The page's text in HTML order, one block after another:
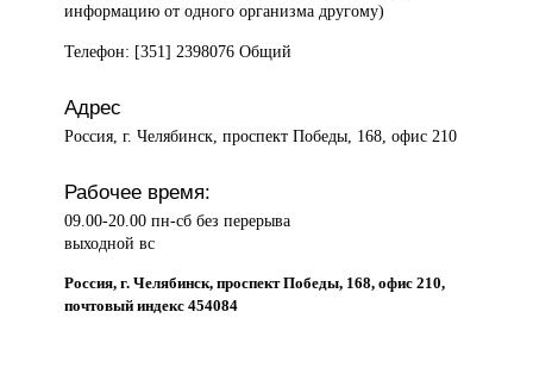
информацию от одного организма другому)
Телефон: [351] 2398076 Общий
Адрес
Россия, г. Челябинск, проспект Победы, 168, офис 210
Рабочее время:
09.00-20.00 пн-сб без перерыва
выходной вс
Россия, г. Челябинск, проспект Победы, 168, офис 210,
почтовый индекс 454084